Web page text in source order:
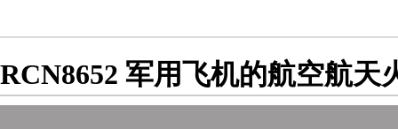
RCN8652 军用飞机的航空航天